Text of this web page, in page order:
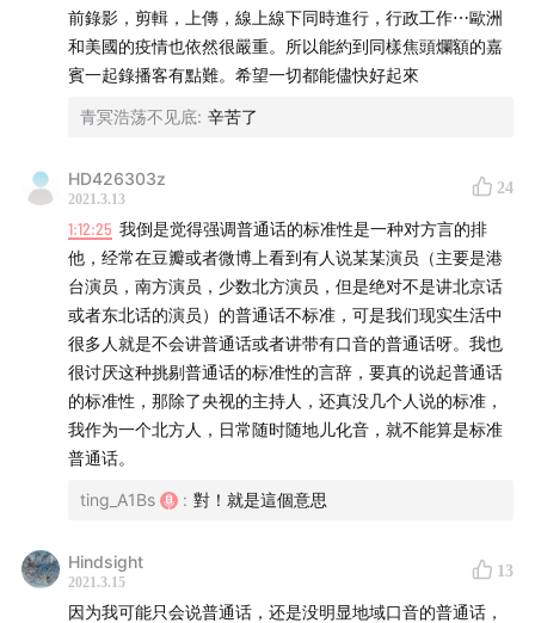
隨著clubhouse的走紅，我們重新遇到了很多如何指代華
人、華語、中文、「兩岸三地」的問題，也見證了很多跨
越語言和政治邊境的討論。這一期我們請到了幾位嘉賓，
「華語語系」這個概念，看看這個概念如何幫助我們抵抗
單一和二元的論述，重置邊緣社群和它們的歷史，看到多
元、流動、彼此生成的邊界和權力關係，以及如何後退一
步，「不斷警覺自己的相對權力位置」。
【音樂】
Smash the statue by SMZB
【時間軸】
從clubhouse的兩岸三地對談到華語語系
性別的塑造與科學、醫療史的脈絡與交錯
前錄影，剪輯，上傳，線上線下同時進行，行政工作⋯歐洲
和美國的疫情也依然很嚴重。所以能約到同樣焦頭爛額的嘉
賓一起錄播客有點難。希望一切都能儘快好起來
青冥浩荡不见底: 辛苦了
HD426303z
2021.3.13
24
1:12:25 我倒是觉得强调普通话的标准性是一种对方言的排
他，经常在豆瓣或者微博上看到有人说某某演员（主要是港
台演员，南方演员，少数北方演员，但是绝对不是讲北京话
或者东北话的演员）的普通话不标准，可是我们现实生活中
很多人就是不会讲普通话或者讲带有口音的普通话呀。我也
很讨厌这种挑剔普通话的标准性的言辞，要真的说起普通话
的标准性，那除了央视的主持人，还真没几个人说的标准，
我作为一个北方人，日常随时随地儿化音，就不能算是标准
普通话。
ting_A1Bs : 對！就是這個意思
Hindsight
2021.3.15
13
因为我可能只会说普通话，还是没明显地域口音的普通话，